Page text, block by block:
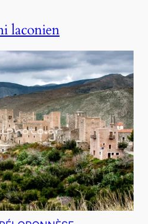
laconien